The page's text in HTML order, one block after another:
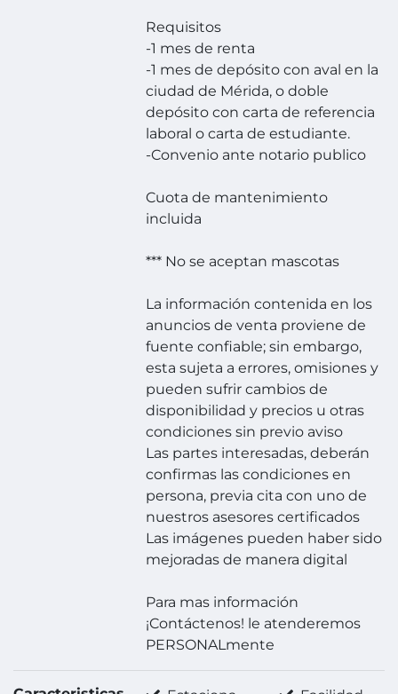
Requisitos
-1 mes de renta
-1 mes de depósito con aval en la
ciudad de Mérida, o doble
depósito con carta de referencia
laboral o carta de estudiante.
-Convenio ante notario publico
Cuota de mantenimiento
incluida
*** No se aceptan mascotas
La información contenida en los
anuncios de venta proviene de
fuente confiable; sin embargo,
esta sujeta a errores, omisiones y
pueden sufrir cambios de
disponibilidad y precios u otras
condiciones sin previo aviso
Las partes interesadas, deberán
confirmas las condiciones en
persona, previa cita con uno de
nuestros asesores certificados
Las imágenes pueden haber sido
mejoradas de manera digital
Para mas información
¡Contáctenos! le atenderemos
PERSONALmente